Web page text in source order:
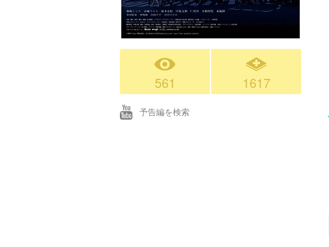
561 1617
予告編を検索